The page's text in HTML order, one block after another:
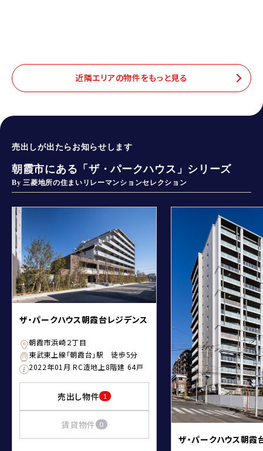
近隣エリアの物件をもっと見る
売出しが出たらお知らせします
朝霞市にある「ザ・パークハウス」シリーズ
By 三菱地所の住まいリレーマンションセレクション
ザ・パークハウス朝霞台レジデンス
朝霞市浜崎２丁目
東武東上線「朝霞台」駅 徒歩5分
2022年01月 RC造地上8階建 64戸
売出し物件 1
賃貸物件 0
ザ・パークハウス朝霞